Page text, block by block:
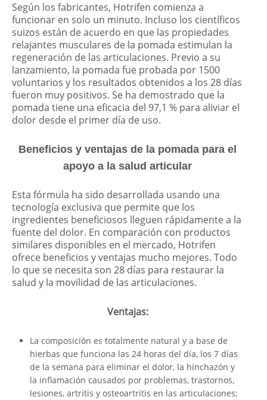
Según los fabricantes, Hotrifen comienza a
funcionar en solo un minuto. Incluso los científicos
suizos están de acuerdo en que las propiedades
relajantes musculares de la pomada estimulan la
regeneración de las articulaciones. Previo a su
lanzamiento, la pomada fue probada por 1500
voluntarios y los resultados obtenidos a los 28 días
fueron muy positivos. Se ha demostrado que la
pomada tiene una eficacia del 97,1 % para aliviar el
dolor desde el primer día de uso.
Beneficios y ventajas de la pomada para el
apoyo a la salud articular
Esta fórmula ha sido desarrollada usando una
tecnología exclusiva que permite que los
ingredientes beneficiosos lleguen rápidamente a la
fuente del dolor. En comparación con productos
similares disponibles en el mercado, Hotrifen
ofrece beneficios y ventajas mucho mejores. Todo
lo que se necesita son 28 días para restaurar la
salud y la movilidad de las articulaciones.
Ventajas:
La composición es totalmente natural y a base de
hierbas que funciona las 24 horas del día, los 7 días
de la semana para eliminar el dolor, la hinchazón y
la inflamación causados por problemas, trastornos,
lesiones, artritis y osteoartritis en las articulaciones;